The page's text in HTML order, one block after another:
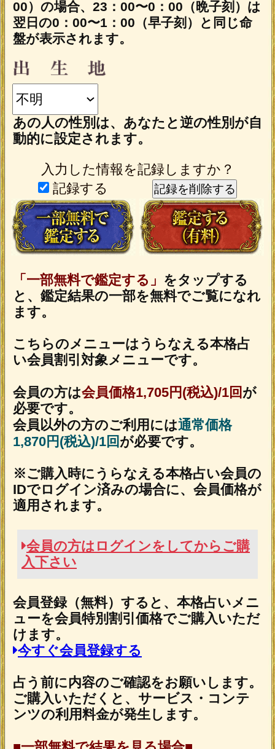
テレシスネットワーク株式会社は、
ご入力いただいた情報を、占いサー
情報の蓄積を行ったり、他の目的で
使用することはありません。ご利用
に同意の上、必要事項をご入力くだ
動作環境
この占い番組は、次の環境でご利用く
ださい。
＜OS＞
Android 5.0以降
iOS 10.0以降
OSに標準搭載されているブラウザ。
※JavaScriptの設定をオンにしてご利用
ください。
トップページに戻る
NEW新着占い
新着リリース占いコンテンツ
2026年8月6日リリース
名×暦で現実掌握≪国賓/各界VIPも命託す的
中奥儀≫鳥海式天命術
2026年8月3日リリース
魂の本音が聴こえる！【運命結びの奇跡霊
札】心の奥底視抜く◆魂唯タロット
2026年7月30日リリース
ダウジング｜英国認定◆プロ25年“運命ビ
タ当て”マリーの高精度鑑定